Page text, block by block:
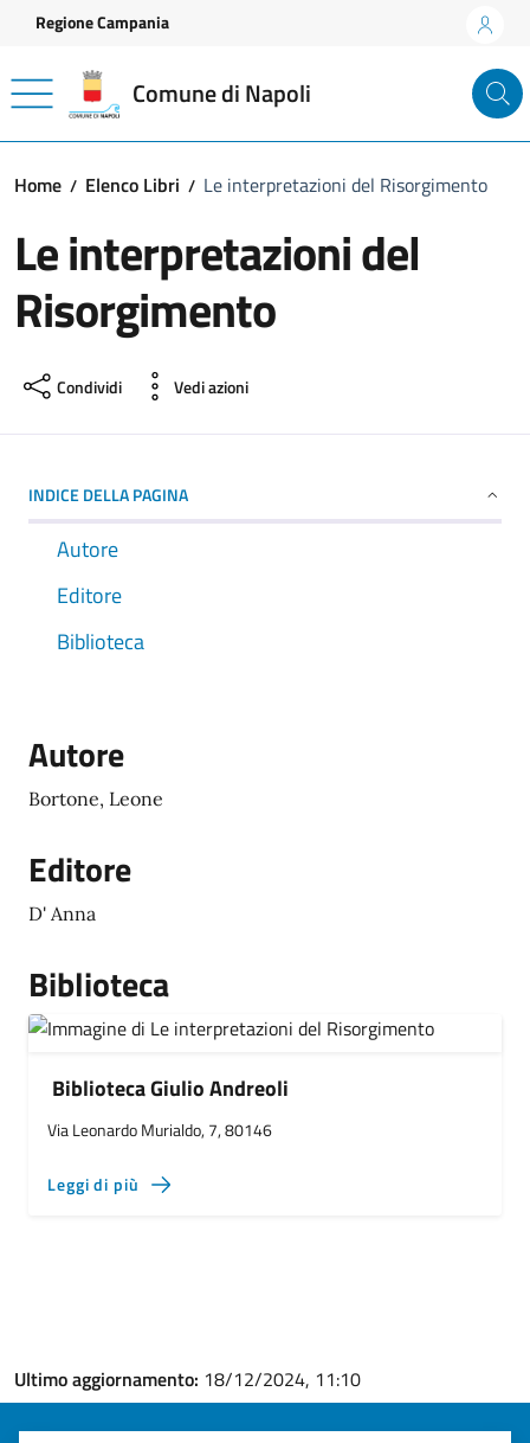
Vai ai contenuti
Vai al footer
Regione Campania
Comune di Napoli
Home Elenco Libri Le interpretazioni del Risorgimento
Le interpretazioni del
Risorgimento
Condividi Vedi azioni
INDICE DELLA PAGINA
Autore
Editore
Biblioteca
Autore
Bortone, Leone
Editore
D' Anna
Biblioteca
Biblioteca Giulio Andreoli
Via Leonardo Murialdo, 7, 80146
Leggi di più
Ultimo aggiornamento: 18/12/2024, 11:10